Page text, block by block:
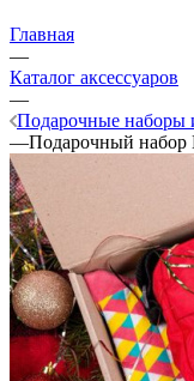
Главная
—
Каталог аксессуаров
—
Подарочные наборы
—Подарочный набор